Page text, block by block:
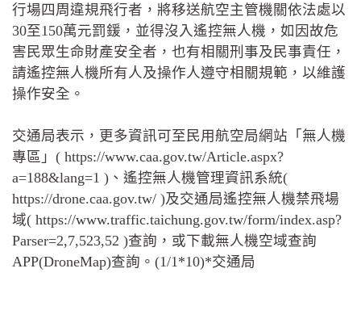
行場四周違規飛行者，將移送航空主管機關依法處以
30至150萬元罰鍰，並得沒入遙控無人機，如因故危
害民眾生命財產安全者，也有相關刑事及民事責任，
請遙控無人機所有人及操作人遵守相關規範，以維護
操作安全。
交通局表示，更多資訊可至民用航空局網站「無人機
專區」( https://www.caa.gov.tw/Article.aspx?
a=188&lang=1 )、遙控無人機管理資訊系統(
https://drone.caa.gov.tw/ )及交通局遙控無人機禁飛場
域( https://www.traffic.taichung.gov.tw/form/index.asp?
Parser=2,7,523,52 )查詢，或下載無人機空域查詢
APP(DroneMap)查詢。(1/1*10)*交通局